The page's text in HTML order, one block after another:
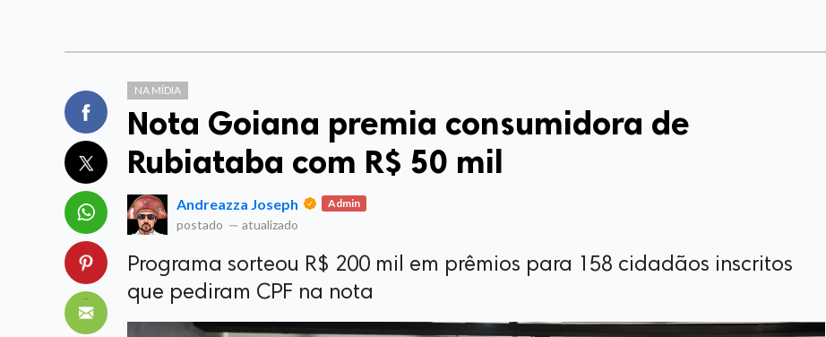
NA MÍDIA
Nota Goiana premia consumidora de
Rubiataba com R$ 50 mil
Andreazza Joseph Admin
postado — atualizado
Programa sorteou R$ 200 mil em prêmios para 158 cidadãos inscritos
que pediram CPF na nota